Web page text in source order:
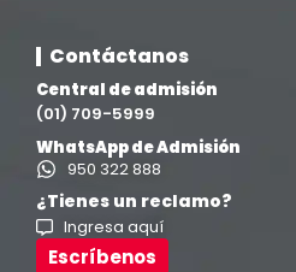
Contáctanos
Central de admisión
(01) 709-5999
WhatsApp de Admisión
950 322 888
¿Tienes un reclamo?
Ingresa aquí
Escríbenos